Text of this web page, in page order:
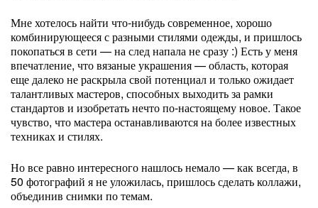
Мне хотелось найти что-нибудь современное, хорошо
комбинирующееся с разными стилями одежды, и пришлось
покопаться в сети — на след напала не сразу :) Есть у меня
впечатление, что вязаные украшения — область, которая
еще далеко не раскрыла свой потенциал и только ожидает
талантливых мастеров, способных выходить за рамки
стандартов и изобретать нечто по-настоящему новое. Такое
чувство, что мастера останавливаются на более известных
техниках и стилях.
Но все равно интересного нашлось немало — как всегда, в
50 фотографий я не уложилась, пришлось сделать коллажи,
объединив снимки по темам.